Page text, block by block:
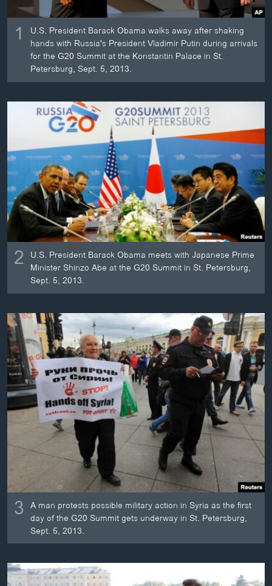
ວີດີໂອ
ສຽງ
ລາຍການກະຈາຍສຽງ
ຕິດຕາມພວກເຮົາ ທີ່
ພາສາຕ່າງໆ
1
U.S. President Barack Obama walks away after shaking
hands with Russia's President Vladimir Putin during arrivals
for the G20 Summit at the Konstantin Palace in St.
Petersburg, Sept. 5, 2013.
2 U.S. President Barack Obama meets with Japanese Prime
Minister Shinzo Abe at the G20 Summit in St. Petersburg,
Sept. 5, 2013.
3 A man protests possible military action in Syria as the first
day of the G20 Summit gets underway in St. Petersburg,
Sept. 5, 2013.